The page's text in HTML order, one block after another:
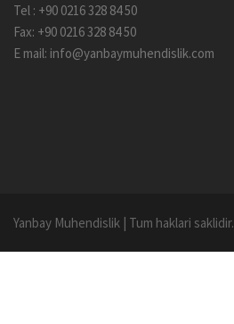
Tel : +90 0216 328 84 50
Fax: +90 0216 328 84 50
E mail: info@yanbaymuhendislik.com
Yanbay Muhendislik | Tum haklari saklidir.